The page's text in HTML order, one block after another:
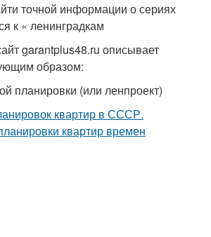
точной информации о сериях
к « ленинградкам
garantplus48.ru описывает
образом:
планировки (или ленпроект)